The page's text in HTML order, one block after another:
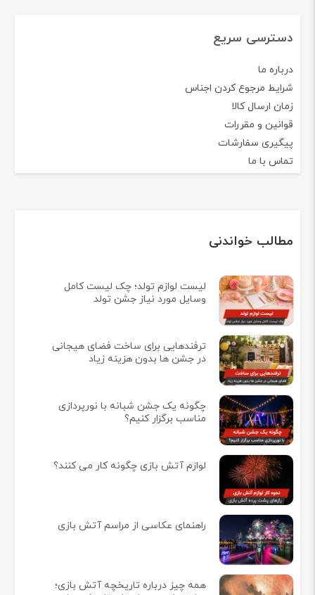
دسترسی سریع
درباره ما
شرایط مرجوع کردن اجناس
زمان ارسال کالا
قوانین و مقررات
پیگیری سفارشات
تماس با ما
مطالب خواندنی
لیست لوازم تولد؛ چک لیست کامل
وسایل مورد نیاز جشن تولد
ترفندهایی برای ساخت فضای هیجانی
در جشن ها بدون هزینه زیاد
چگونه یک جشن شبانه با نورپردازی
مناسب برگزار کنیم؟
لوازم آتش بازی چگونه کار می کنند؟
راهنمای عکاسی از مراسم آتش بازی
همه چيز درباره تاريخچه آتش بازی؛